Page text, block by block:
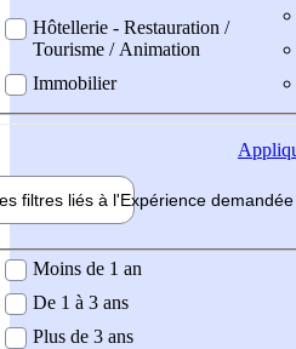
Hôtellerie - Restauration /
Tourisme / Animation
Immobilier
filtres liés à l'Expérience demandée
demandée
Moins de 1 an
De 1 à 3 ans
Plus de 3 ans